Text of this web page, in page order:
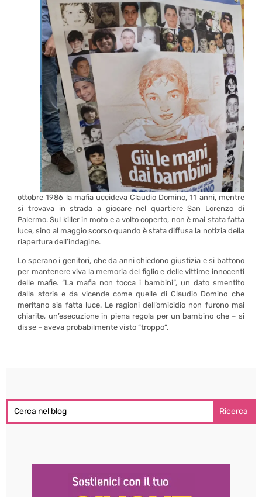
ottobre 1986 la mafia uccideva Claudio Domino, 11 anni, mentre
si trovava in strada a giocare nel quartiere San Lorenzo di
Palermo. Sul killer in moto e a volto coperto, non è mai stata fatta
luce, sino al maggio scorso quando è stata diffusa la notizia della
riapertura dell’indagine.
Lo sperano i genitori, che da anni chiedono giustizia e si battono
per mantenere viva la memoria del figlio e delle vittime innocenti
delle mafie. “La mafia non tocca i bambini”, un dato smentito
dalla storia e da vicende come quelle di Claudio Domino che
meritano sia fatta luce. Le ragioni dell’omicidio non furono mai
chiarite, un’esecuzione in piena regola per un bambino che – si
disse – aveva probabilmente visto “troppo”.